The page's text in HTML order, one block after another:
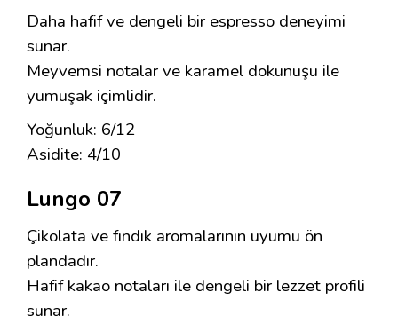
Daha hafif ve dengeli bir espresso deneyimi
sunar.
Meyvemsi notalar ve karamel dokunuşu ile
yumuşak içimlidir.
Yoğunluk: 6/12
Asidite: 4/10
Lungo 07
Çikolata ve fındık aromalarının uyumu ön
plandadır.
Hafif kakao notaları ile dengeli bir lezzet profili
sunar.